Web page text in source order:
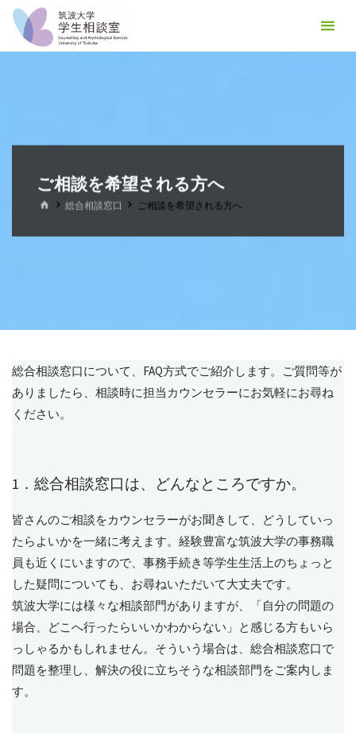
テ
談
室
ご相談を希望される方へ
ホ 総合相談窓口 ご相談を希望される方へ
総合相談窓口について、FAQ方式でご紹介します。ご質問等が
ありましたら、相談時に担当カウンセラーにお気軽にお尋ね
ください。
1．総合相談窓口は、どんなところですか。
皆さんのご相談をカウンセラーがお聞きして、どうしていっ
たらよいかを一緒に考えます。経験豊富な筑波大学の事務職
員も近くにいますので、事務手続き等学生生活上のちょっと
した疑問についても、お尋ねいただいて大丈夫です。
筑波大学には様々な相談部門がありますが、「自分の問題の
場合、どこへ行ったらいいかわからない」と感じる方もいら
っしゃるかもしれません。そういう場合は、総合相談窓口で
問題を整理し、解決の役に立ちそうな相談部門をご案内しま
す。